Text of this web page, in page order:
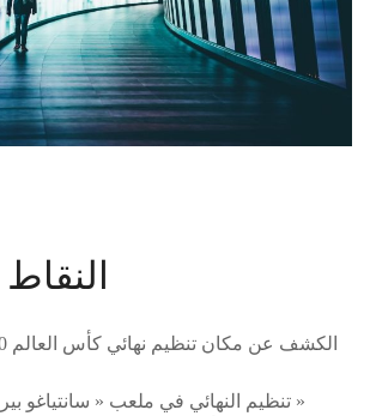
الكشف عن مكان تنظيم نهائي كأس العالم 2030
تنظيم النهائي في ملعب « سانتياغو بيرنابيو »